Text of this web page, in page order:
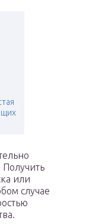
Получить
или
случае